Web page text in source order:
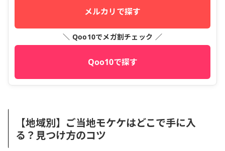
メルカリで探す
＼ Qoo10でメガ割チェック ／
Qoo10で探す
【地域別】ご当地モケケはどこで手に入
る？見つけ方のコツ